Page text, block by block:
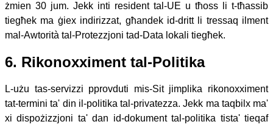
żmien 30 jum. Jekk inti resident tal-UE u tħoss li t-tħassib
tiegħek ma ġiex indirizzat, għandek id-dritt li tressaq ilment
mal-Awtorità tal-Protezzjoni tad-Data lokali tiegħek.
6. Rikonoxximent tal-Politika
L-użu tas-servizzi pprovduti mis-Sit jimplika rikonoxximent
tat-termini ta' din il-politika tal-privatezza. Jekk ma taqbilx ma'
xi dispożizzjoni ta' dan id-dokument tal-politika tista' tieqaf